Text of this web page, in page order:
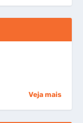
Veja mais